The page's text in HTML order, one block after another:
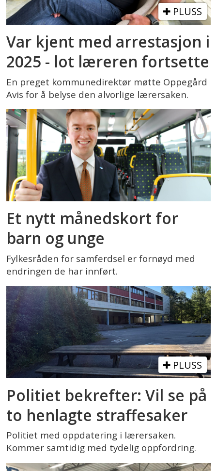
PLUSS
Var kjent med arrestasjon i
2025 - lot læreren fortsette
En preget kommunedirektør møtte Oppegård
Avis for å belyse den alvorlige lærersaken.
Et nytt månedskort for
barn og unge
Fylkesråden for samferdsel er fornøyd med
endringen de har innført.
PLUSS
Politiet bekrefter: Vil se på
to henlagte straffesaker
Politiet med oppdatering i lærersaken.
Kommer samtidig med tydelig oppfordring.